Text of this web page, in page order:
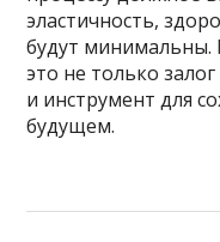
эластичность,
будут минимальны.
это не только
и инструмент для
будущем.